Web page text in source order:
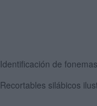
Identificación de
Recortables silábicos